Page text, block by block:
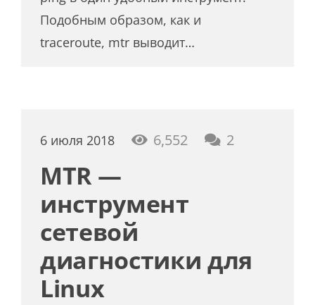
Подобным образом, как и
traceroute, mtr выводит…
6 июля 2018 6,552 2
MTR —
инструмент
сетевой
диагностики для
Linux